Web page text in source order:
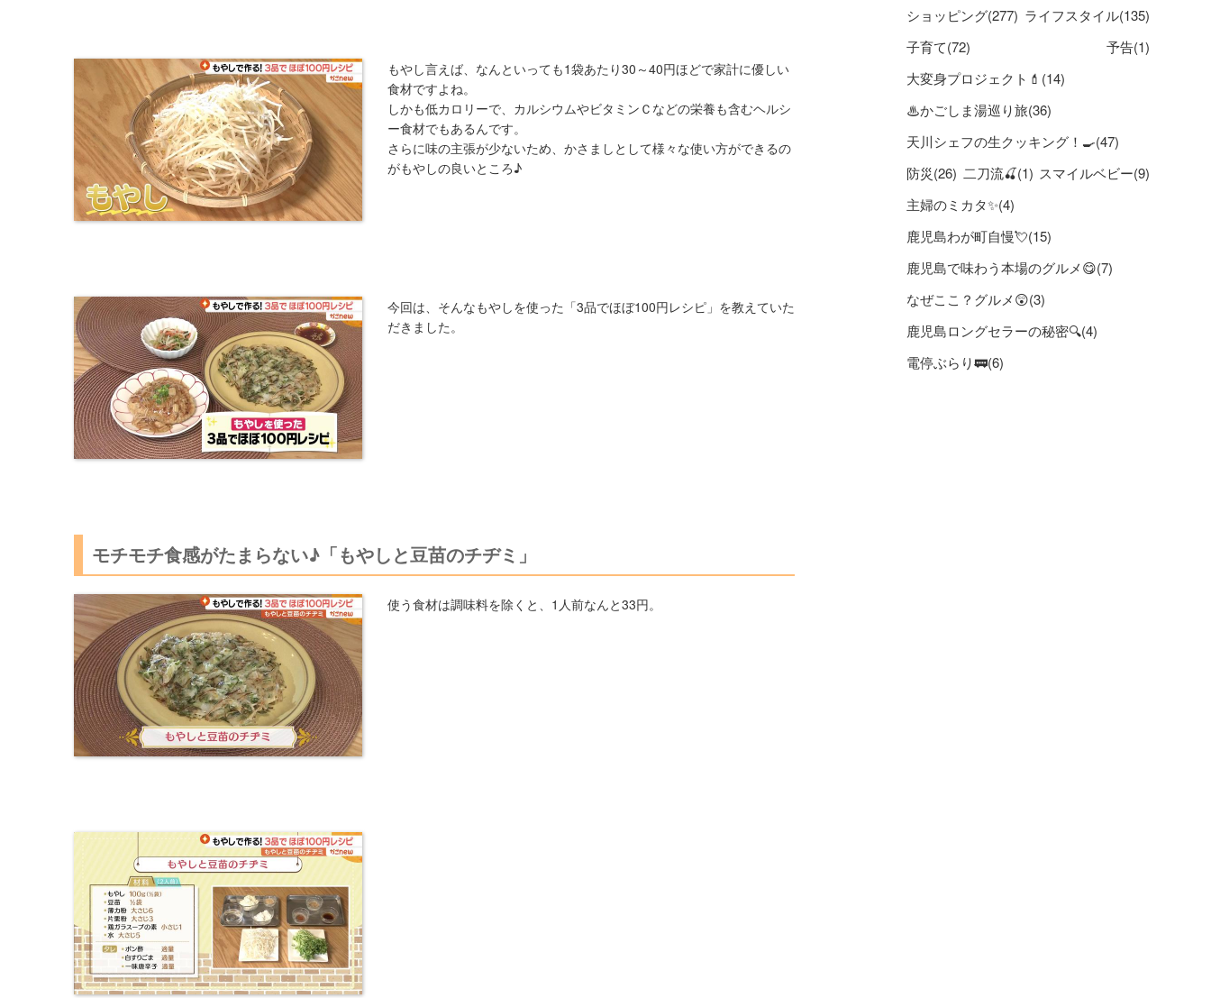
もやし言えば、なんといっても1袋あたり30～40円ほどで家計に優しい
食材ですよね。
しかも低カロリーで、カルシウムやビタミンＣなどの栄養も含むヘルシ
ー食材でもあるんです。
さらに味の主張が少ないため、かさましとして様々な使い方ができるの
がもやしの良いところ♪
今回は、そんなもやしを使った「3品でほぼ100円レシピ」を教えていた
だきました。
モチモチ食感がたまらない♪「もやしと豆苗のチヂミ」
使う食材は調味料を除くと、1人前なんと33円。
ショッピング(277) ライフスタイル(135)
子育て(72)
予告(1)
大変身プロジェクト💄(14)
♨かごしま湯巡り旅(36)
天川シェフの生クッキング！🍳(47)
防災(26) 二刀流🍒(1) スマイルベビー(9)
主婦のミカタ✨(4)
鹿児島わが町自慢💘(15)
鹿児島で味わう本場のグルメ😋(7)
なぜここ？グルメ😲(3)
鹿児島ロングセラーの秘密🔍(4)
電停ぶらり🚃(6)